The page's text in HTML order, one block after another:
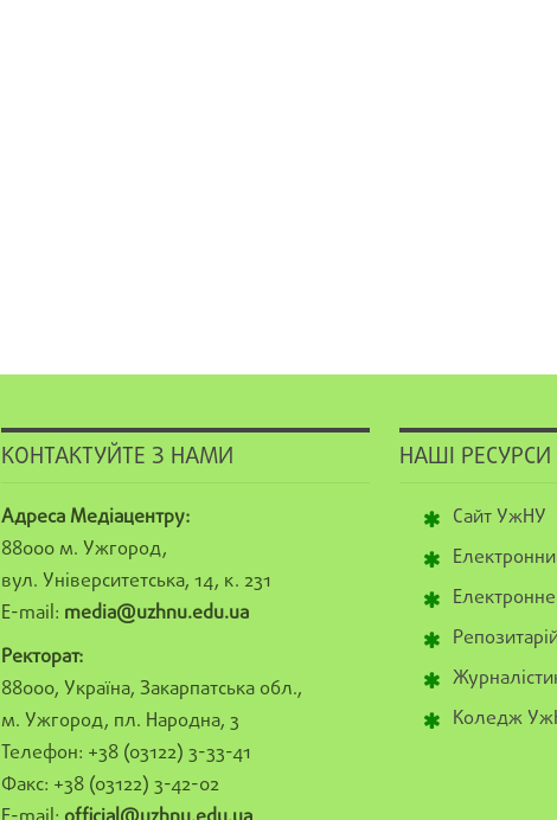
КОНТАКТУЙТЕ З НАМИ
Адреса Медіацентру:
88000 м. Ужгород,
вул. Університетська, 14, к. 231
E-mail: media@uzhnu.edu.ua
Ректорат:
88000, Україна, Закарпатська обл.,
м. Ужгород, пл. Народна, 3
Телефон: +38 (03122) 3-33-41
Факс: +38 (03122) 3-42-02
НАШІ РЕСУРСИ
Сайт УжНУ
Коледж